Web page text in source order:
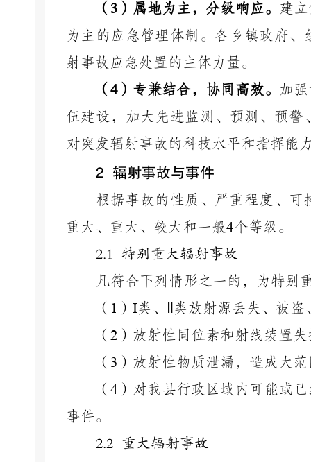
（ 3 ）属地为主，分级响应。 建
为主的应急管理体制。各乡镇政府
射事故应急处置的主体力量。
（ 4）专兼结合，协同高效。 加
伍建设，加大先进监测、预测、预
对突发辐射事故的科技水平和指挥能
2 辐射事故与事件
根据事故的性质、严重程度、
重大、重大、较大和一般4个等级。
2.1 特别重大辐射事故
凡符合下列情形之一的，为特别
（ 1 ） I类、
类放射源丢失、被
（ 2 ）放射性同位素和射线装置
（ 3 ）放射性物质泄漏，造成大
（ 4 ）对我县行政区域内可能或
事件。
2.2 重大辐射事故